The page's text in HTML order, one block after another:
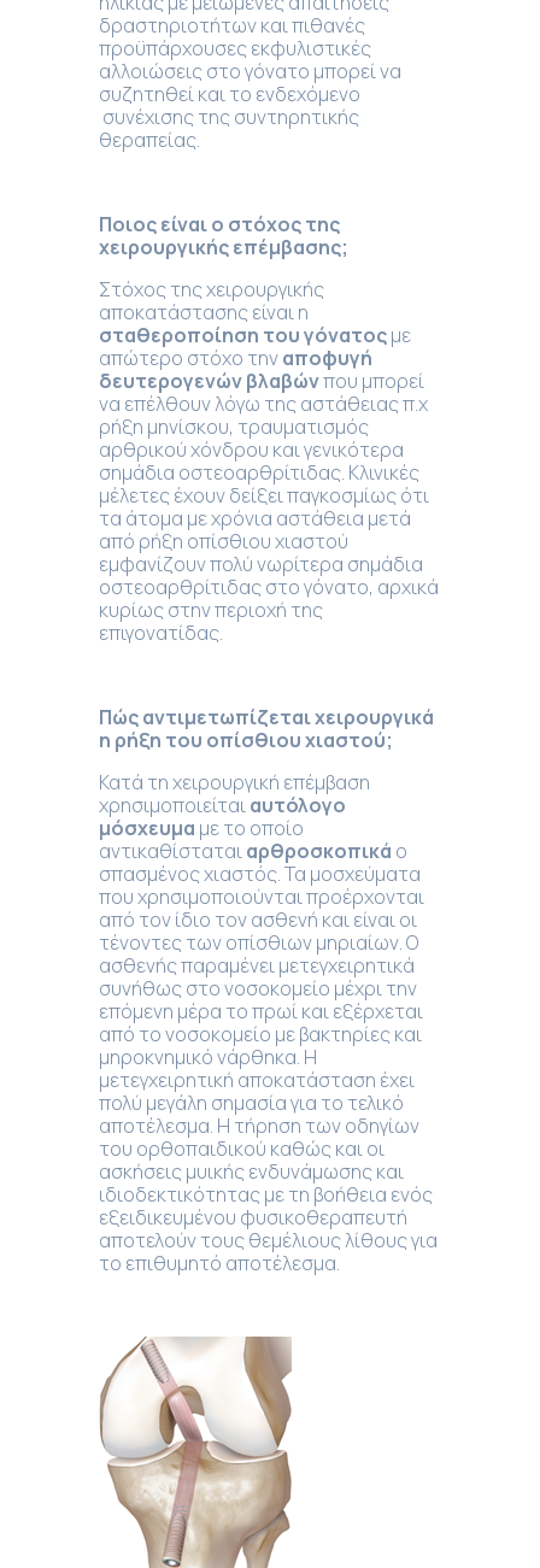
δραστηριοτήτων και πιθανές
προϋπάρχουσες εκφυλιστικές
αλλοιώσεις στο γόνατο μπορεί να
συζητηθεί και το ενδεχόμενο
συνέχισης της συντηρητικής
θεραπείας.
Ποιος είναι ο στόχος της
χειρουργικής επέμβασης;
Στόχος της χειρουργικής
αποκατάστασης είναι η
σταθεροποίηση του γόνατοςμε
απώτερο στόχο τηναποφυγή
δευτερογενών βλαβώνπου μπορεί
να επέλθουν λόγω της αστάθειας π.χ
ρήξη μηνίσκου, τραυματισμός
αρθρικού χόνδρου και γενικότερα
σημάδια οστεοαρθρίτιδας. Κλινικές
μέλετες έχουν δείξει παγκοσμίως ότι
τα άτομα με χρόνια αστάθεια μετά
από ρήξη οπίσθιου χιαστού
εμφανίζουν πολύ νωρίτερα σημάδια
οστεοαρθρίτιδας στο γόνατο, αρχικά
κυρίως στην περιοχή της
επιγονατίδας.
Πώς αντιμετωπίζεται χειρουργικά
η ρήξη του οπίσθιου χιαστού;
Κατά τη χειρουργική επέμβαση
χρησιμοποιείταιαυτόλογο
μόσχευμα με το οποίο
αντικαθίσταταιαρθροσκοπικά ο
σπασμένος χιαστός. Τα μοσχεύματα
που χρησιμοποιούνται προέρχονται
από τον ίδιο τον ασθενή και είναι οι
τένοντες των οπίσθιων μηριαίων. Ο
ασθενής παραμένει μετεγχειρητικά
συνήθως στο νοσοκομείο μέχρι την
επόμενη μέρα το πρωί και εξέρχεται
από το νοσοκομείο με βακτηρίες και
μηροκνημικό νάρθηκα. Η
μετεγχειρητική αποκατάσταση έχει
πολύ μεγάλη σημασία για το τελικό
αποτέλεσμα. Η τήρηση των οδηγίων
του ορθοπαιδικού καθώς και οι
ασκήσεις μυικής ενδυνάμωσης και
ιδιοδεκτικότητας με τη βοήθεια ενός
εξειδικευμένου φυσικοθεραπευτή
αποτελούν τους θεμέλιους λίθους για
το επιθυμητό αποτέλεσμα.